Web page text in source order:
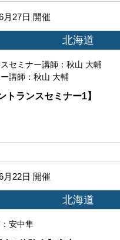
は事前に自己の責任と費用にお
（パソコン・webカメラ等）を
ての確認・接続テストを行うも
提示する各規約、ガイドライン
が受講可能な環境を整えるもの
するサービスに関する質問、問い
の利用目的
月27日 開催
北海道
セミナー講師：秋山 大輔
講師：秋山 大輔
トランスセミナー1】
月22日 開催
北海道
安中隼